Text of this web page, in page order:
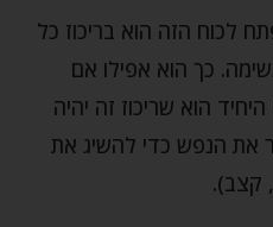
לכוח הזה הוא בריכוז כל
כך הוא אפילו אם
הוא שריכוז זה יהיה
את הנפש כדי להשיג את
קצב).